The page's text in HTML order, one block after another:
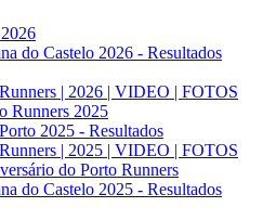
do Castelo 2026 - Resultados
| 2026 | VIDEO | FOTOS
Runners 2025
2025 - Resultados
| 2025 | VIDEO | FOTOS
do Porto Runners
do Castelo 2025 - Resultados